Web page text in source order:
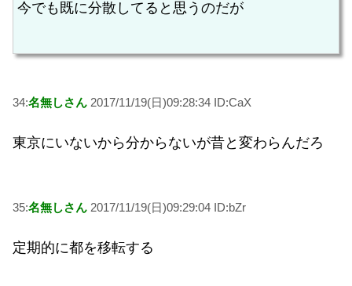
今でも既に分散してると思うのだが
34:名無しさん 2017/11/19(日)09:28:34 ID:CaX
東京にいないから分からないが昔と変わらんだろ
35:名無しさん 2017/11/19(日)09:29:04 ID:bZr
定期的に都を移転する